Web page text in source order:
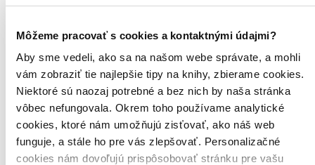
Môžeme pracovať s cookies a kontaktnými údajmi?
Aby sme vedeli, ako sa na našom webe správate, a mohli
vám zobraziť tie najlepšie tipy na knihy, zbierame cookies.
Niektoré sú naozaj potrebné a bez nich by naša stránka
vôbec nefungovala. Okrem toho používame analytické
cookies, ktoré nám umožňujú zisťovať, ako náš web
funguje, a stále ho pre vás zlepšovať. Personalizačné
cookies nám dovoľujú prispôsobovať stránku pre vašu
Top hodnotené
Najdrahšie
Najlacnejšie
Najvyššia zľava
Použité filtre
Zrušiť filtre
Účinkuje Jessica Carlson
Vydavateľstvo Bonton Film